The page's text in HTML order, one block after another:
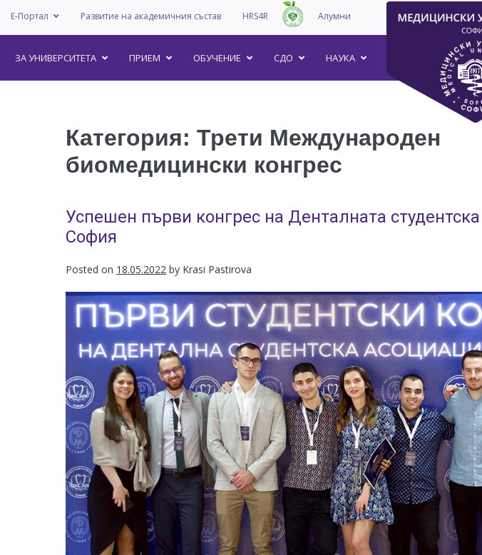
Е-Портал Развитие на академичния състав HRS4R Алумни
ЗА УНИВEРСИТЕТА
Медицински факултет
Факултет по дентална медицина
Фармацевтичен факултет
Факултет по обществено здраве
Филиал „Проф. д-р Ив. Митев” –
Враца
Медицински колеж – София
Научно-изследователски институт
ДЕОС
СОССБОС
Развойно-
техническа
база
Почивна
база-Китен
ПРИЕМ ОБУЧЕНИЕ СДО НАУКА
Категория: Трети Международен
биомедицински конгрес
Успешен първи конгрес на Денталната
София
Posted on 18.05.2022 by Krasi Pastirova